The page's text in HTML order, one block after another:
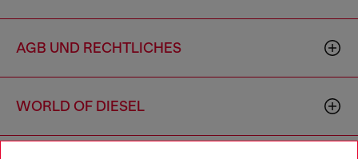
AGB UND RECHTLICHES
WORLD OF DIESEL